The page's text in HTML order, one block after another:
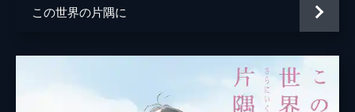
この世界の片隅に